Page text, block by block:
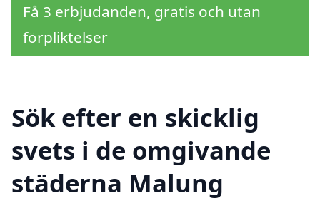
Få 3 erbjudanden, gratis och utan
förpliktelser
Sök efter en skicklig
svets i de omgivande
städerna Malung